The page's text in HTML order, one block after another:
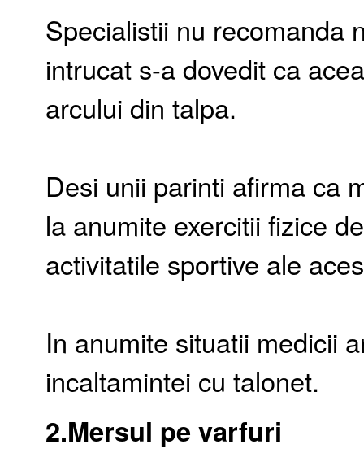
Specialistii nu recomanda
intrucat s-a dovedit ca
arcului din talpa.
Desi unii parinti afirma ca
la anumite exercitii fizice
activitatile sportive ale
In anumite situatii medicii
incaltamintei cu talonet.
2.Mersul pe varfuri